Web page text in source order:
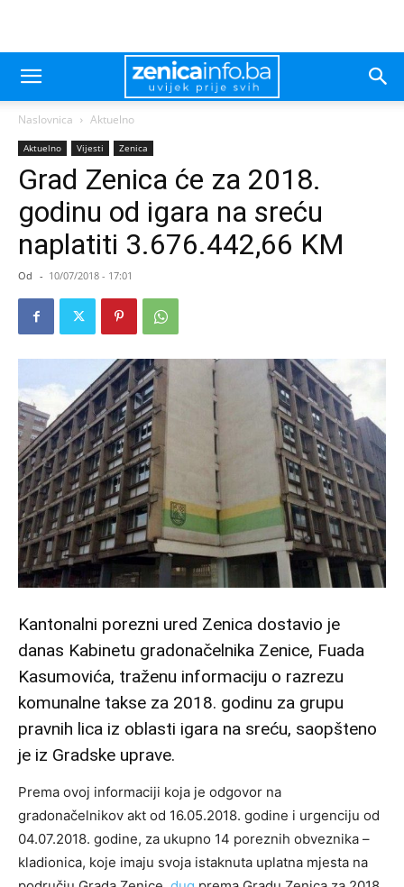
Naslovnica Aktuelno
Aktuelno Vijesti Zenica
Grad Zenica će za 2018.
godinu od igara na sreću
naplatiti 3.676.442,66 KM
Od - 10/07/2018 - 17:01
Kantonalni porezni ured Zenica dostavio je
danas Kabinetu gradonačelnika Zenice, Fuada
Kasumovića, traženu informaciju o razrezu
komunalne takse za 2018. godinu za grupu
pravnih lica iz oblasti igara na sreću, saopšteno
je iz Gradske uprave.
Prema ovoj informaciji koja je odgovor na
gradonačelnikov akt od 16.05.2018. godine i urgenciju od
04.07.2018. godine, za ukupno 14 poreznih obveznika –
kladionica, koje imaju svoja istaknuta uplatna mjesta na